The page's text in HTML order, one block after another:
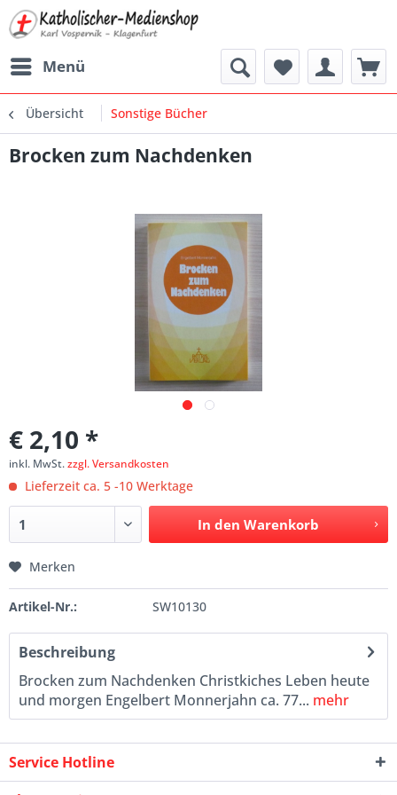
Menü
Übersicht Sonstige Bücher
Brocken zum Nachdenken
€ 2,10 *
inkl. MwSt.zzgl. Versandkosten
Lieferzeit ca. 5 -10 Werktage
In den Warenkorb
Merken
Artikel-Nr.: SW10130
Beschreibung
Brocken zum Nachdenken Christkiches Leben heute
und morgen Engelbert Monnerjahn ca. 77... mehr
Service Hotline